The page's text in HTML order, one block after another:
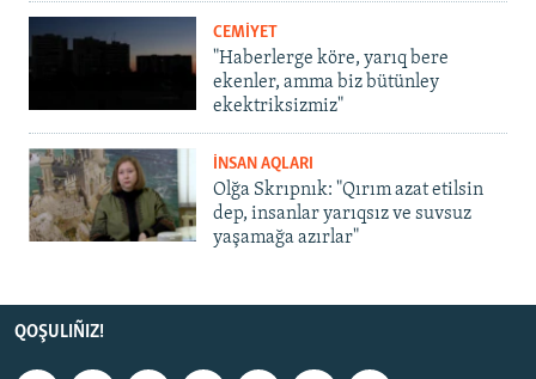
CEMİYET
"Haberlerge köre, yarıq bere
ekenler, amma biz bütünley
ekektriksizmiz"
İNSAN AQLARI
Olğa Skrıpnık: "Qırım azat etilsin
dep, insanlar yarıqsız ve suvsuz
yaşamağa azırlar"
QOŞULIÑIZ!